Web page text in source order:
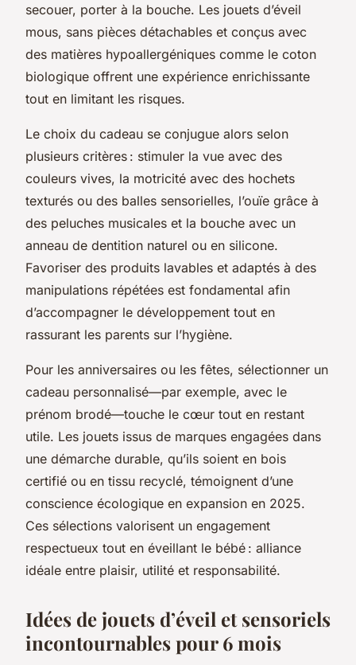
secouer, porter à la bouche. Les jouets d’éveil
mous, sans pièces détachables et conçus avec
des matières hypoallergéniques comme le coton
biologique offrent une expérience enrichissante
tout en limitant les risques.
Le choix du cadeau se conjugue alors selon
plusieurs critères : stimuler la vue avec des
couleurs vives, la motricité avec des hochets
texturés ou des balles sensorielles, l’ouïe grâce à
des peluches musicales et la bouche avec un
anneau de dentition naturel ou en silicone.
Favoriser des produits lavables et adaptés à des
manipulations répétées est fondamental afin
d’accompagner le développement tout en
rassurant les parents sur l’hygiène.
Pour les anniversaires ou les fêtes, sélectionner un
cadeau personnalisé—par exemple, avec le
prénom brodé—touche le cœur tout en restant
utile. Les jouets issus de marques engagées dans
une démarche durable, qu’ils soient en bois
certifié ou en tissu recyclé, témoignent d’une
conscience écologique en expansion en 2025.
Ces sélections valorisent un engagement
respectueux tout en éveillant le bébé : alliance
idéale entre plaisir, utilité et responsabilité.
Idées de jouets d’éveil et sensoriels
incontournables pour 6 mois